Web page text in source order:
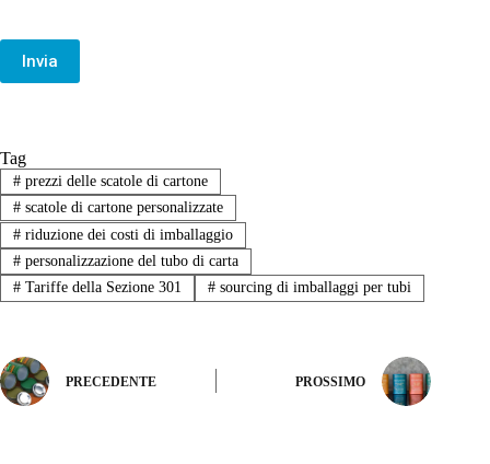
Invia
Tag
#prezzi delle scatole di cartone
#scatole di cartone personalizzate
#riduzione dei costi di imballaggio
#personalizzazione del tubo di carta
#Tariffe della Sezione 301 #sourcing di imballaggi per tubi
PRECEDENTE PROSSIMO